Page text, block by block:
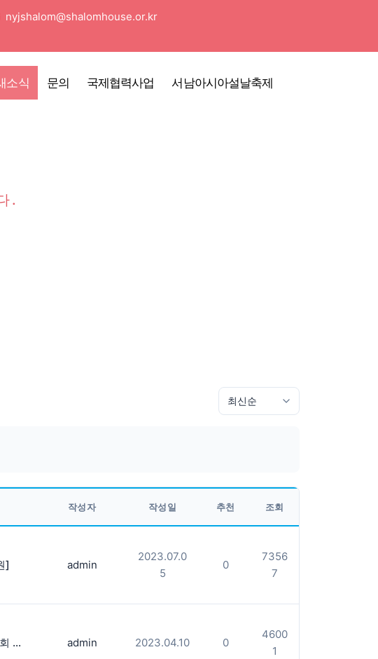
nyjshalom@shalomhouse.or.kr
소식 문의 국제협력사업 서남아시아설날축제
.
작성자 작성일 추천 조회
] admin
2023.07.0
5
0
7356
7
[보도자료] 샬롬의집, 2023 남양주북부 필리핀공동체 농구대회 개막 admin 2023.04.10 0
4600
1